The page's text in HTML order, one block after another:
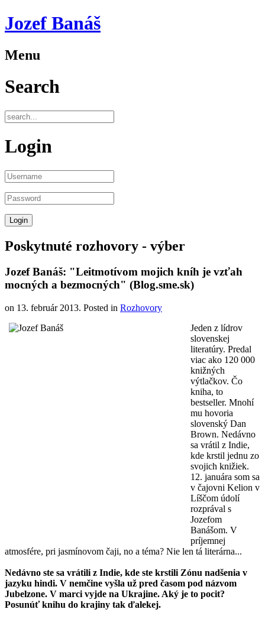
Jozef Banáš
Menu
Search
Login
Poskytnuté rozhovory - výber
Jozef Banáš: "Leitmotívom mojich kníh je vzťah
mocných a bezmocných" (Blog.sme.sk)
on 13. február 2013. Posted in Rozhovory
Jeden z lídrov
slovenskej
literatúry. Predal
viac ako 120 000
knižných
výtlačkov. Čo
kniha, to
bestseller. Mnohí
mu hovoria
slovenský Dan
Brown. Nedávno
sa vrátil z Indie,
kde krstil jednu zo
svojich knižiek.
12. januára som sa
v čajovni Kelion v
Líščom údolí
rozprával s
Jozefom
Banášom. V
príjemnej
atmosfére, pri jasmínovom čaji, no a téma? Nie len tá literárna...
Nedávno ste sa vrátili z Indie, kde ste krstili Zónu nadšenia v
jazyku hindi. V nemčine vyšla už pred časom pod názvom
Jubelzone. V marci vyjde na Ukrajine. Aký je to pocit?
Posunúť knihu do krajiny tak ďalekej.